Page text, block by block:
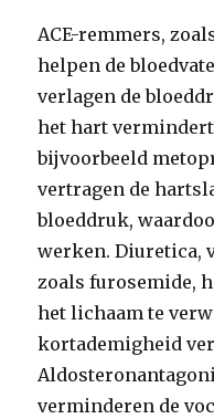
ACE-remmers,
helpen de
verlagen de
het hart
bijvoorbeeld
vertragen de
bloeddruk,
werken. Diuretica,
zoals furosemide,
het lichaam te
kortademigheid
verminderen de